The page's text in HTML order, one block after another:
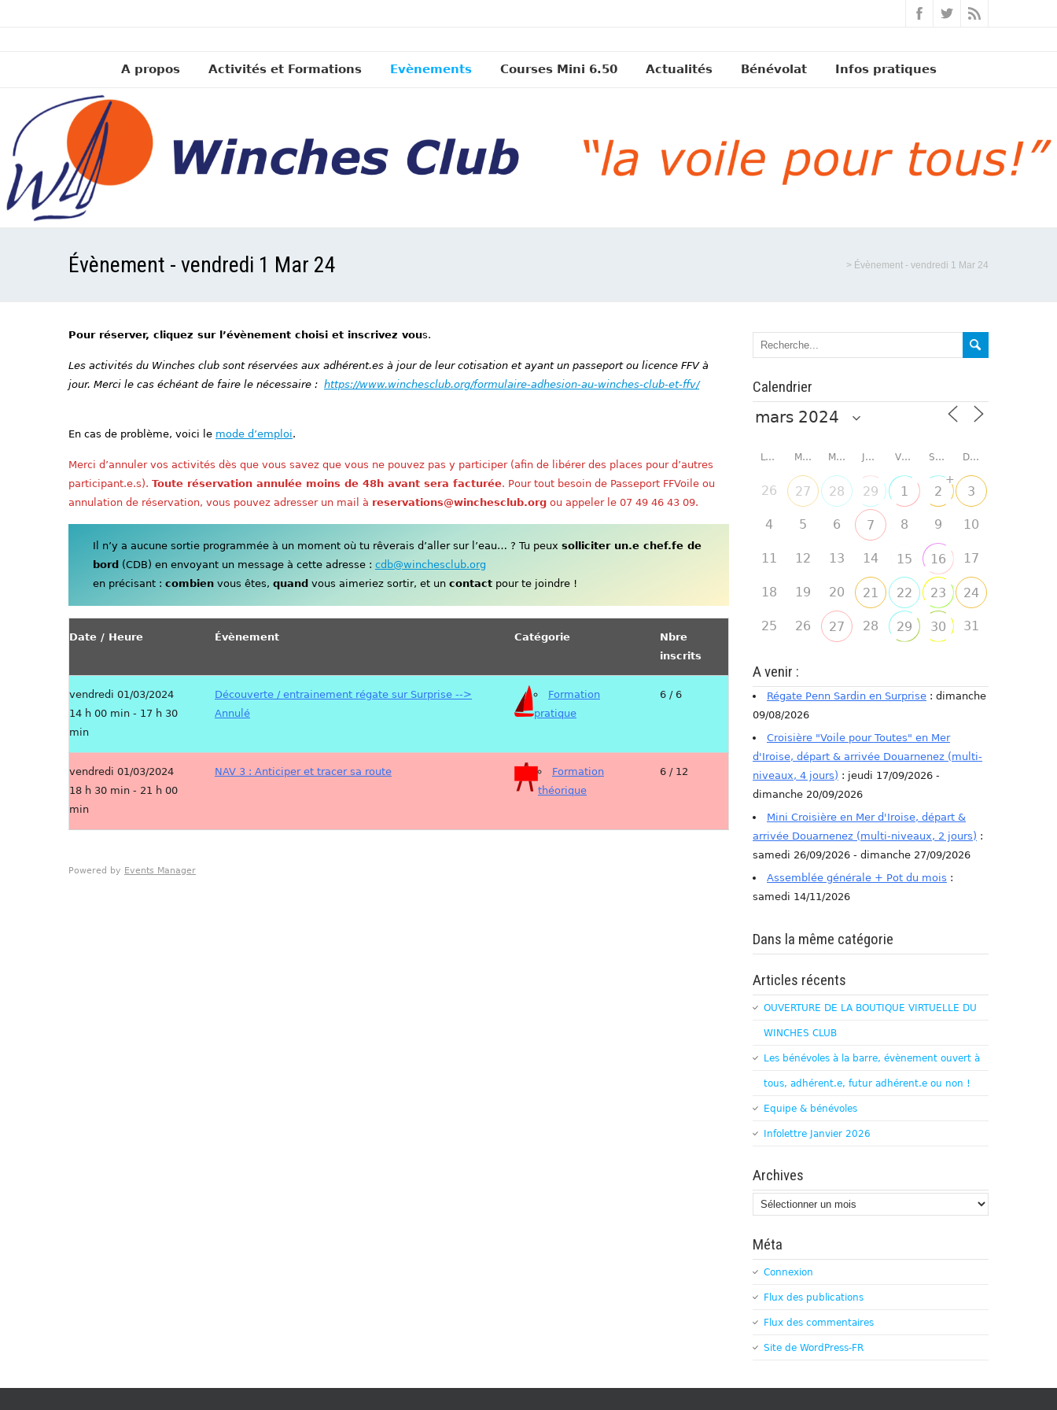
A propos Activités et Formations Evènements Courses Mini 6.50 Actualités Bénévolat Infos pratiques
Évènement - vendredi 1 Mar 24 > Évènement - vendredi 1 Mar 24
Pour réserver, cliquez sur l’évènement choisi et inscrivez vous.
Les activités du Winches club sont réservées aux adhérent.es à jour de leur cotisation et ayant un passeport ou licence FFV à
jour. Merci le cas échéant de faire le nécessaire : https://www.winchesclub.org/formulaire-adhesion-au-winches-club-et-ffv/
En cas de problème, voici le mode d’emploi.
Merci d’annuler vos activités dès que vous savez que vous ne pouvez pas y participer (afin de libérer des places pour d’autres
participant.e.s). Toute réservation annulée moins de 48h avant sera facturée. Pour tout besoin de Passeport FFVoile ou
annulation de réservation, vous pouvez adresser un mail à reservations@winchesclub.org ou appeler le 07 49 46 43 09.
Il n’y a aucune sortie programmée à un moment où tu rêverais d’aller sur l’eau… ? Tu peux solliciter un.e chef.fe de
bord (CDB) en envoyant un message à cette adresse : cdb@winchesclub.org
en précisant : combienvous êtes, quand vous aimeriez sortir, et un contactpour te joindre !
Date / Heure Évènement Catégorie
Nbre
inscrits
vendredi 01/03/2024
14 h 00 min - 17 h 30
min
Découverte / entrainement régate sur Surprise -->
Annulé
Formation
pratique
6 / 6
vendredi 01/03/2024
18 h 30 min - 21 h 00
min
NAV 3 : Anticiper et tracer sa route
Formation
théorique
6 / 12
Powered by Events Manager
Calendrier
LUNDI MARDI MERCREDI JEUDI VENDREDI SAMEDI DIMANCHE
26 27 28 29 1 2
+
3
4 5 6 7 8 9 10
11 12 13 14 15 16 17
18 19 20 21 22 23 24
25 26 27 28 29 30 31
A venir :
Régate Penn Sardin en Surprise : dimanche
09/08/2026
Croisière "Voile pour Toutes" en Mer
d'Iroise, départ & arrivée Douarnenez (multi-
niveaux, 4 jours) : jeudi 17/09/2026 -
dimanche 20/09/2026
Mini Croisière en Mer d'Iroise, départ &
arrivée Douarnenez (multi-niveaux, 2 jours) :
samedi 26/09/2026 - dimanche 27/09/2026
Assemblée générale + Pot du mois :
samedi 14/11/2026
Dans la même catégorie
Articles récents
OUVERTURE DE LA BOUTIQUE VIRTUELLE DU
WINCHES CLUB
Les bénévoles à la barre, évènement ouvert à
tous, adhérent.e, futur adhérent.e ou non !
Equipe & bénévoles
Infolettre Janvier 2026
Archives
Archives
Méta
Connexion
Flux des publications
Flux des commentaires
Site de WordPress-FR